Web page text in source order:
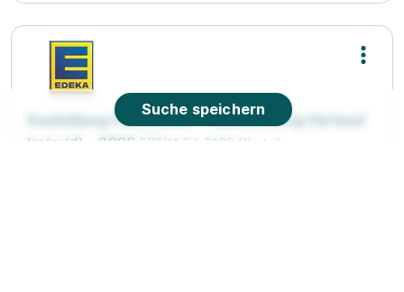
Ausbildung Fleischerin - Fachrichtung Verkauf
(m/w/d) - 2026 EDEKA Fil. 2139 Obstallee
Suche speichern